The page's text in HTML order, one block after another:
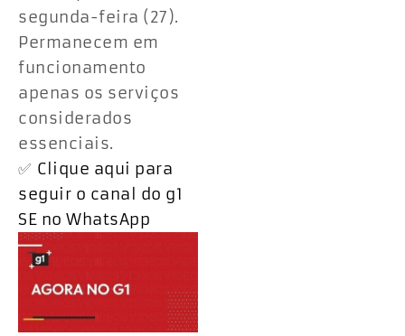
segunda-feira (27).
Permanecem em
funcionamento
apenas os serviços
considerados
essenciais.
✅ Clique aqui para
seguir o canal do g1
SE no WhatsApp